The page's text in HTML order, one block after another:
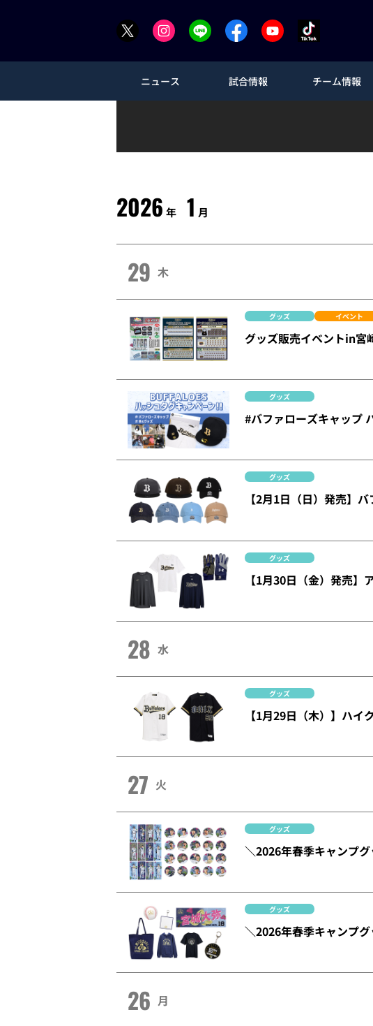
ニュース 試合情報 チーム情報
2026 年 1 月
29 木
グッズ イベント
グッズ販売イベントin宮
グッズ
#バファローズキャップ
グッズ
【2月1日（日）発売】
グッズ
【1月30日（金）発売】
28 水
グッズ
【1月29日（木）】ハイ
27 火
グッズ
＼2026年春季キャンプ
グッズ
＼2026年春季キャンプ
26 月